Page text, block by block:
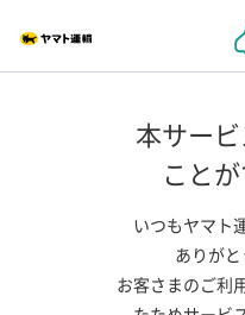
本サー
こと
いつもヤマト
ありがと
お客さまのご利